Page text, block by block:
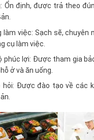
Ổn định, được trả theo
làm việc: Sạch sẽ, chuyên
cụ làm việc.
phúc lợi: Được tham gia
ở và ăn uống.
hỏi: Được đào tạo về các